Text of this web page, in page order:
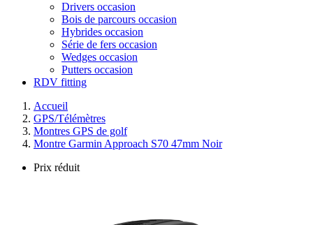
Drivers occasion
Bois de parcours occasion
Hybrides occasion
Série de fers occasion
Wedges occasion
Putters occasion
RDV fitting
Accueil
GPS/Télémètres
Montres GPS de golf
Montre Garmin Approach S70 47mm Noir
Prix réduit